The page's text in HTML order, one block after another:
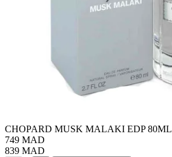
CHOPARD MUSK MALAKI EDP 80ML
749 MAD
839 MAD